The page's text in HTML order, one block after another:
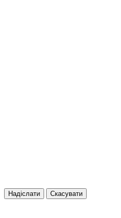
Надіслати Скасувати